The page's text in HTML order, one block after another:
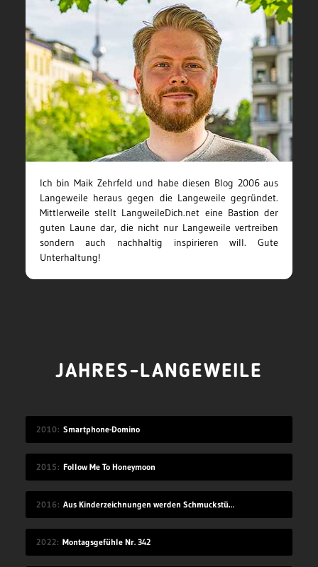
Ich bin Maik Zehrfeld und habe diesen Blog 2006 aus
Langeweile heraus gegen die Langeweile gegründet.
Mittlerweile stellt LangweileDich.net eine Bastion der
guten Laune dar, die nicht nur Langeweile vertreiben
sondern auch nachhaltig inspirieren will. Gute
Unterhaltung!
JAHRES-LANGEWEILE
2010 Smartphone-Domino
2015 Follow Me To Honeymoon
2016 Aus Kinderzeichnungen werden Schmuckstücke
2022 Montagsgefühle Nr. 342